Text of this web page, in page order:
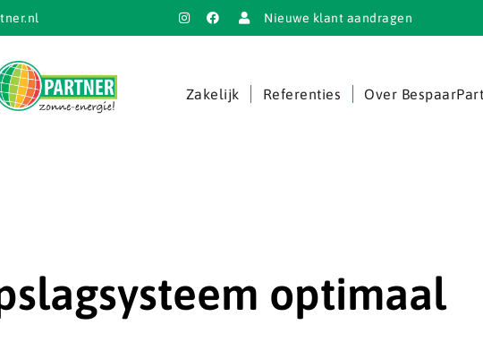
Nieuwe klant aandragen
Zakelijk Referenties Over
optimaal